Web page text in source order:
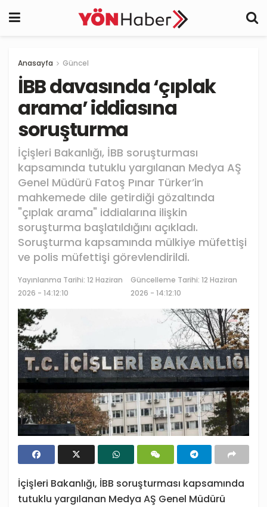
Anasayfa Güncel
İBB davasında ‘çıplak
arama’ iddiasına
soruşturma
İçişleri Bakanlığı, İBB soruşturması
kapsamında tutuklu yargılanan Medya AŞ
Genel Müdürü Fatoş Pınar Türker’in
mahkemede dile getirdiği gözaltında
"çıplak arama" iddialarına ilişkin
soruşturma başlatıldığını açıkladı.
Soruşturma kapsamında mülkiye müfettişi
ve polis müfettişi görevlendirildi.
Yayınlanma Tarihi: 12 Haziran
2026 - 14:12:10
Güncelleme Tarihi: 12 Haziran
2026 - 14:12:10
İçişleri Bakanlığı, İBB soruşturması kapsamında
tutuklu yargılanan Medya AŞ Genel Müdürü